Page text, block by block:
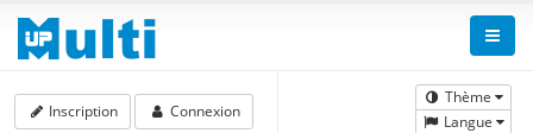
Thème
Langue
Inscription Connexion